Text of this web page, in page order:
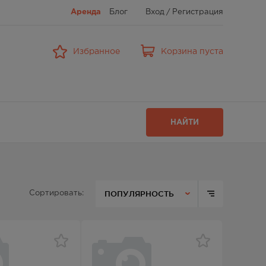
Аренда Блог Вход / Регистрация
Избранное Корзина пуста
НАЙТИ
Сортировать: ПОПУЛЯРНОСТЬ